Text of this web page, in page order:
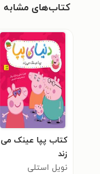
کتاب‌های مشابه
کتاب پپا عینک می
زند
نویل استلی